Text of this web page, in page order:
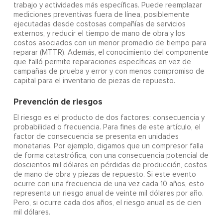
trabajo y actividades más específicas. Puede reemplazar
mediciones preventivas fuera de línea, posiblemente
ejecutadas desde costosas compañías de servicios
externos, y reducir el tiempo de mano de obra y los
costos asociados con un menor promedio de tiempo para
reparar (MTTR). Además, el conocimiento del componente
que falló permite reparaciones específicas en vez de
campañas de prueba y error y con menos compromiso de
capital para el inventario de piezas de repuesto.
Prevención de riesgos
El riesgo es el producto de dos factores: consecuencia y
probabilidad o frecuencia. Para fines de este artículo, el
factor de consecuencia se presenta en unidades
monetarias. Por ejemplo, digamos que un compresor falla
de forma catastrófica, con una consecuencia potencial de
doscientos mil dólares en pérdidas de producción, costos
de mano de obra y piezas de repuesto. Si este evento
ocurre con una frecuencia de una vez cada 10 años, esto
representa un riesgo anual de veinte mil dólares por año.
Pero, si ocurre cada dos años, el riesgo anual es de cien
mil dólares.